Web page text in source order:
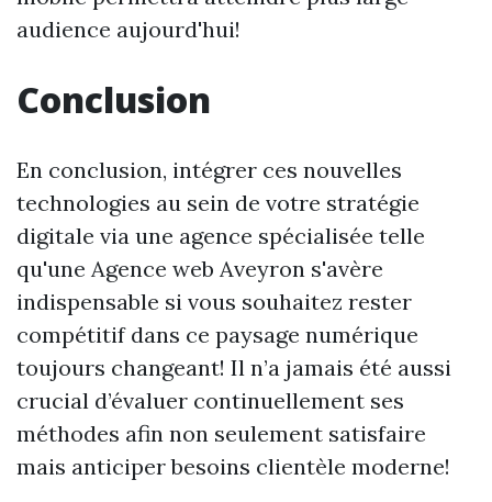
audience aujourd'hui!
Conclusion
En conclusion, intégrer ces nouvelles
technologies au sein de votre stratégie
digitale via une agence spécialisée telle
qu'une Agence web Aveyron s'avère
indispensable si vous souhaitez rester
compétitif dans ce paysage numérique
toujours changeant! Il n’a jamais été aussi
crucial d’évaluer continuellement ses
méthodes afin non seulement satisfaire
mais anticiper besoins clientèle moderne!